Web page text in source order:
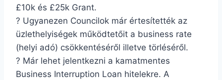
£10k és £25k Grant.
? Ugyanezen Councilok már értesítették az
üzlethelyiségek működtetőit a business rate
(helyi adó) csökkentéséről illetve törléséről.
? Már lehet jelentkezni a kamatmentes
Business Interruption Loan hitelekre. A